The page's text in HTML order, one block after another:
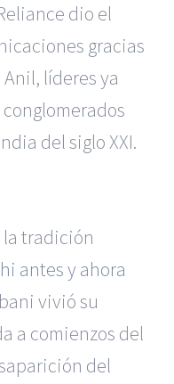
dio el
gracias
líderes ya
del siglo XXI.
la tradición
antes y ahora
vivió su
a comienzos del
del